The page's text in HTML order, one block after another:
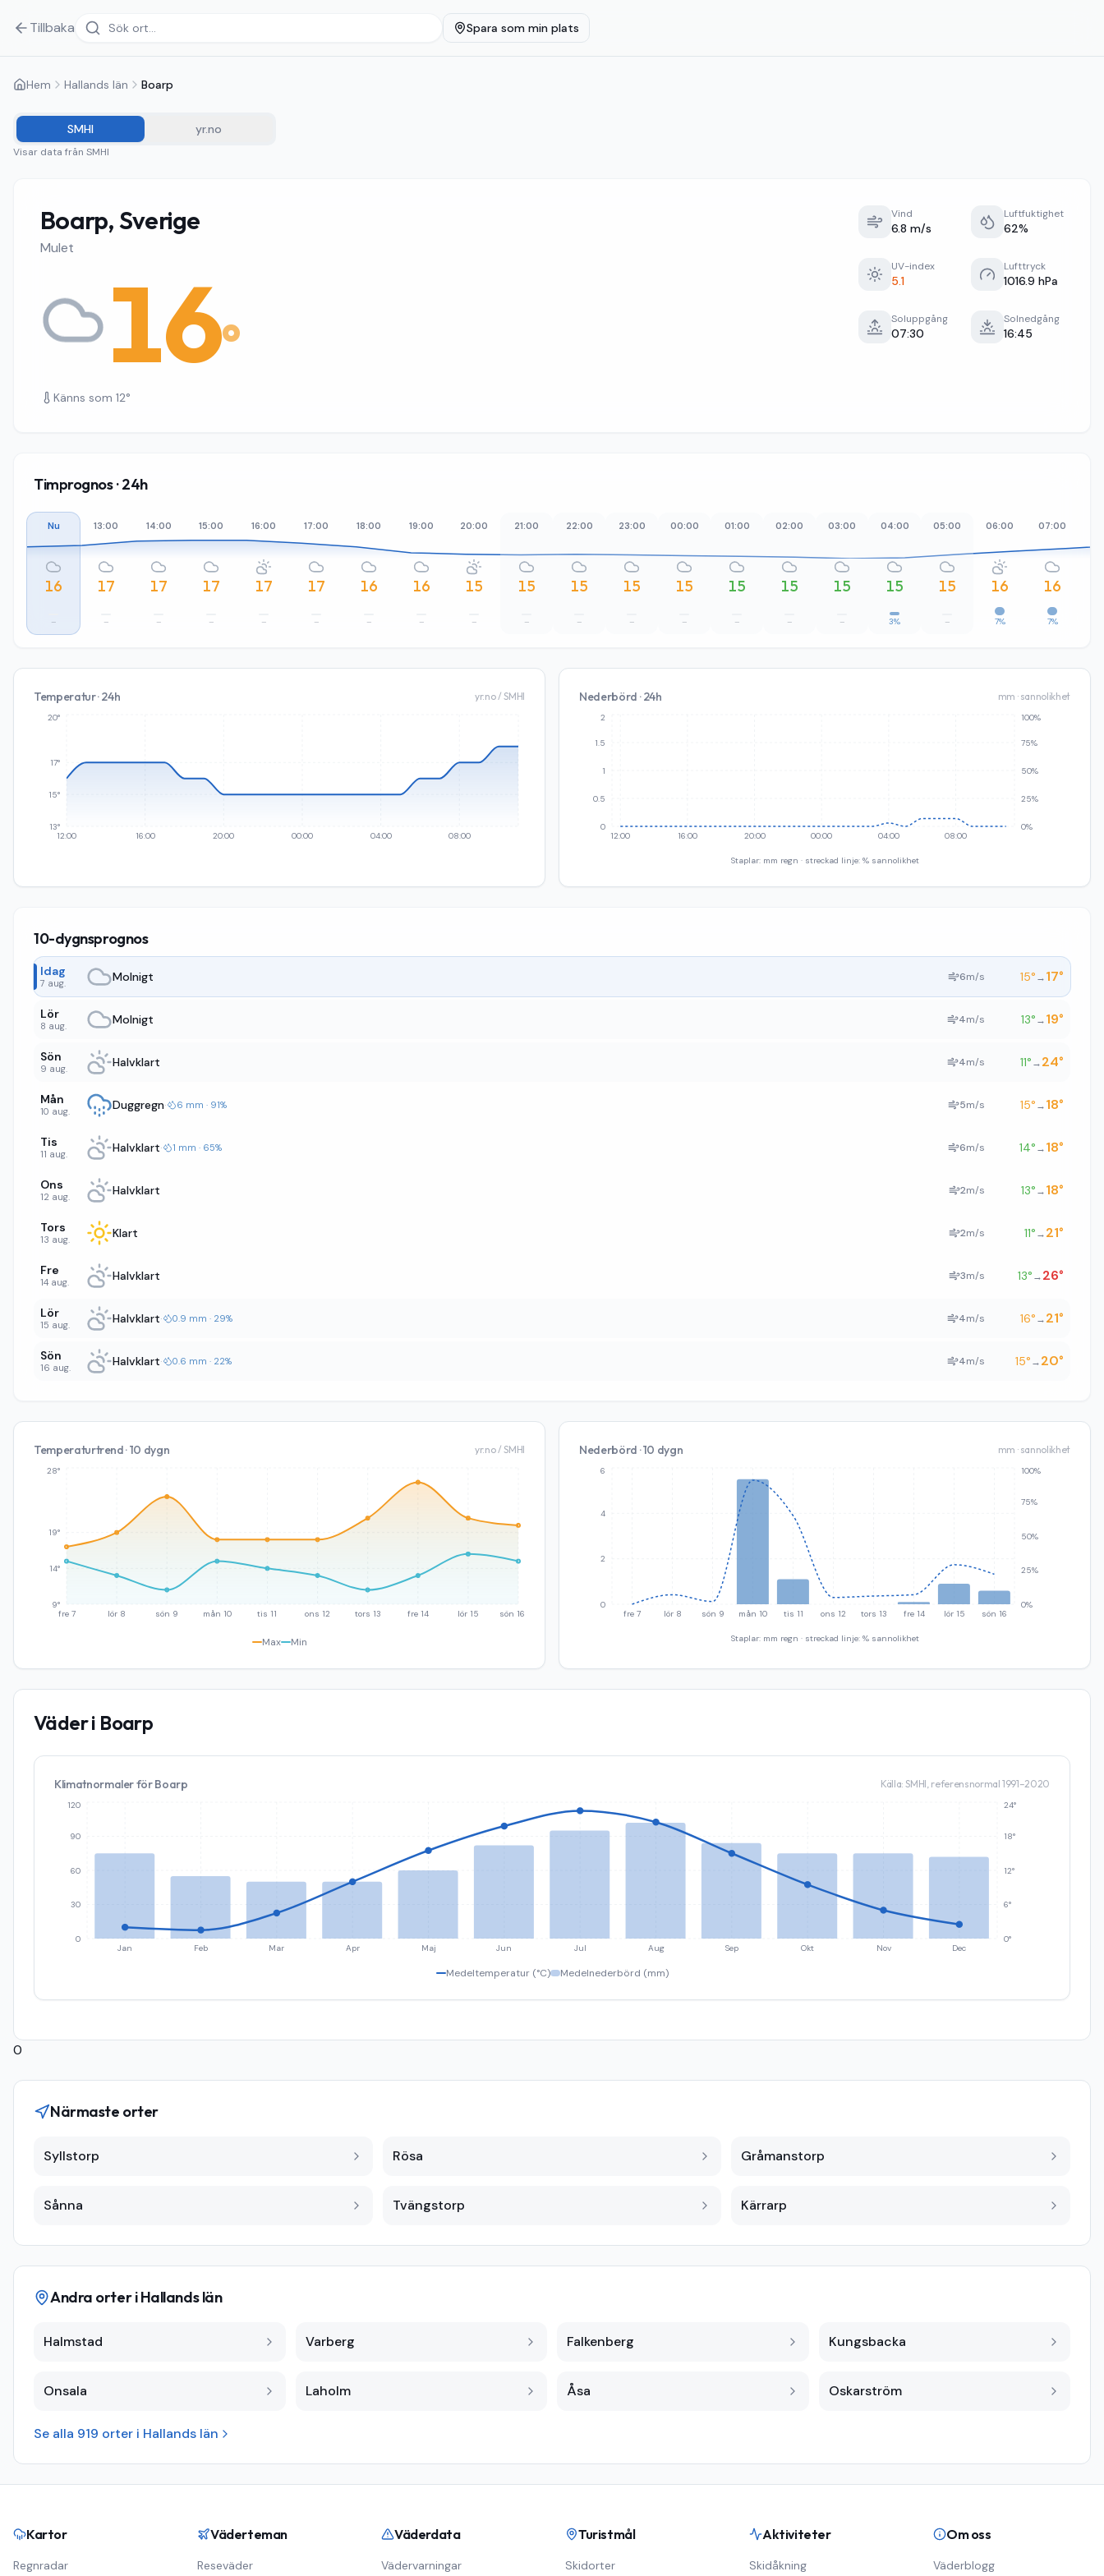
Tillbaka Spara som min plats
Hem Hallands län Boarp
SMHI yr.no
Visar data från SMHI
Boarp, Sverige
Mulet
16°
Känns som 12°
Vind
6.8 m/s
Luftfuktighet
62%
UV-index
5.1
Lufttryck
1016.9 hPa
Soluppgång
07:30
Solnedgång
16:45
Timprognos · 24h
Nu
16
–
13:00
17
–
14:00
17
–
15:00
17
–
16:00
17
–
17:00
17
–
18:00
16
–
19:00
16
–
20:00
15
–
21:00
15
–
22:00
15
–
23:00
15
–
00:00
15
–
01:00
15
–
02:00
15
–
03:00
15
–
04:00
15
3%
05:00
15
–
06:00
16
7%
07:00
16
7%
Temperatur · 24h yr.no / SMHI
12:00 16:00 20:00 00:00 04:00 08:00
13°
15°
17°
20°
Nederbörd · 24h mm · sannolikhet
12:00 16:00 20:00 00:00 04:00 08:00
0
0.5
1
1.5
2
0%
25%
50%
75%
100%
Staplar: mm regn · streckad linje: % sannolikhet
10-dygnsprognos
Idag
7 aug. Molnigt 6m/s 15°→17°
Lör
8 aug. Molnigt 4m/s 13°→19°
Sön
9 aug. Halvklart 4m/s 11°→24°
Mån
10 aug. Duggregn· 6 mm · 91% 5m/s 15°→18°
Tis
11 aug. Halvklart· 1 mm · 65% 6m/s 14°→18°
Ons
12 aug. Halvklart 2m/s 13°→18°
Tors
13 aug. Klart 2m/s 11°→21°
Fre
14 aug. Halvklart 3m/s 13°→26°
Lör
15 aug. Halvklart· 0.9 mm · 29% 4m/s 16°→21°
Sön
16 aug. Halvklart· 0.6 mm · 22% 4m/s 15°→20°
Temperaturtrend · 10 dygn yr.no / SMHI
fre 7 lör 8 sön 9 mån 10 tis 11 ons 12 tors 13 fre 14 lör 15 sön 16
9°
14°
19°
28°
Max Min
Nederbörd · 10 dygn mm · sannolikhet
fre 7 lör 8 sön 9 mån 10 tis 11 ons 12 tors 13 fre 14 lör 15 sön 16
0
2
4
6
0%
25%
50%
75%
100%
Staplar: mm regn · streckad linje: % sannolikhet
Väder i Boarp
Klimatnormaler förBoarp Källa: SMHI, referensnormal 1991–2020
Jan Feb Mar Apr Maj Jun Jul Aug Sep Okt Nov Dec
0
30
60
90
120
0°
6°
12°
18°
24°
Medeltemperatur (°C) Medelnederbörd (mm)
0
Närmaste orter
Syllstorp Rösa Gråmanstorp
Sånna Tvängstorp Kärrarp
Andra orter iHallands län
Halmstad Varberg Falkenberg Kungsbacka
Onsala Laholm Åsa Oskarström
Se alla 919 orter i Hallands län
Kartor
Regnradar
Väderteman
Reseväder
Väderdata
Vädervarningar
Turistmål
Skidorter
Aktiviteter
Skidåkning
Om oss
Väderblogg